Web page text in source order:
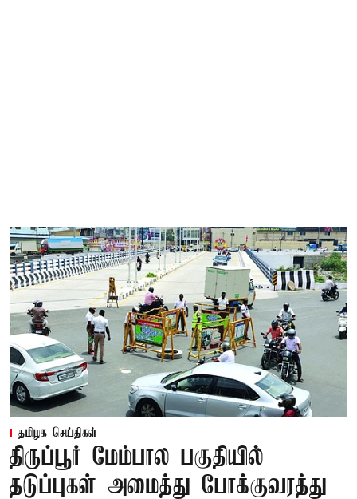
தமிழக செய்திகள்
திருப்பூர் மேம்பால பகுதியில்
தடுப்புகள் அமைத்து போக்குவரத்து